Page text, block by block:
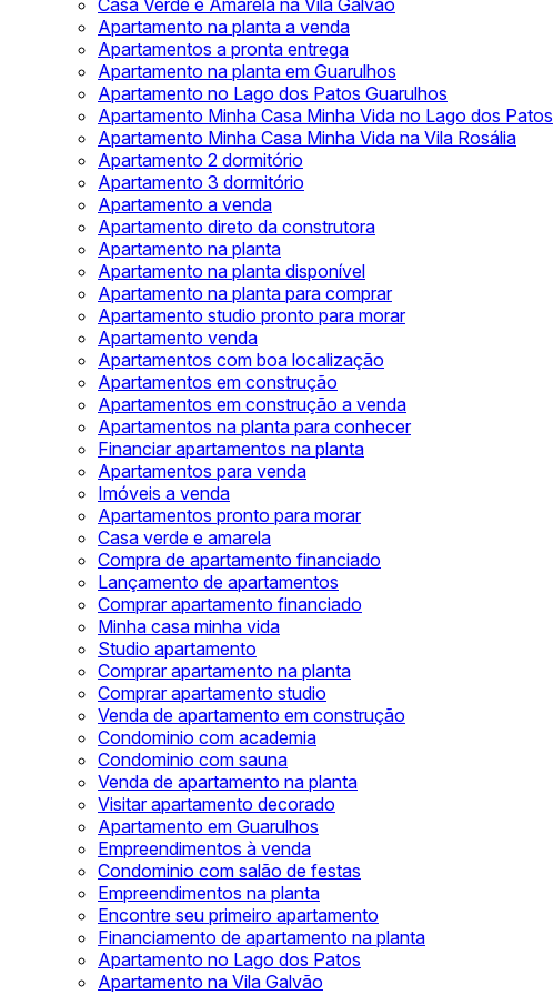
Casa Verde e Amarela na Vila Galvão
Apartamento na planta a venda
Apartamentos a pronta entrega
Apartamento na planta em Guarulhos
Apartamento no Lago dos Patos Guarulhos
Apartamento Minha Casa Minha Vida no Lago dos Patos
Apartamento Minha Casa Minha Vida na Vila Rosália
Apartamento 2 dormitório
Apartamento 3 dormitório
Apartamento a venda
Apartamento direto da construtora
Apartamento na planta
Apartamento na planta disponível
Apartamento na planta para comprar
Apartamento studio pronto para morar
Apartamento venda
Apartamentos com boa localização
Apartamentos em construção
Apartamentos em construção a venda
Apartamentos na planta para conhecer
Financiar apartamentos na planta
Apartamentos para venda
Imóveis a venda
Apartamentos pronto para morar
Casa verde e amarela
Compra de apartamento financiado
Lançamento de apartamentos
Comprar apartamento financiado
Minha casa minha vida
Studio apartamento
Comprar apartamento na planta
Comprar apartamento studio
Venda de apartamento em construção
Condominio com academia
Condominio com sauna
Venda de apartamento na planta
Visitar apartamento decorado
Apartamento em Guarulhos
Empreendimentos à venda
Condominio com salão de festas
Empreendimentos na planta
Encontre seu primeiro apartamento
Financiamento de apartamento na planta
Apartamento no Lago dos Patos
Apartamento na Vila Galvão